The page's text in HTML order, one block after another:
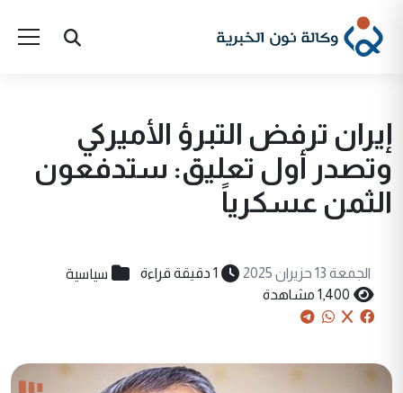
إيران ترفض التبرؤ الأميركي
وتصدر أول تعليق: ستدفعون
الثمن عسكرياً
الجمعة 13 حزيران 2025 1 دقيقة قراءة سياسية
1,400 مشاهدة